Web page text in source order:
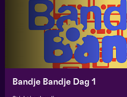
Bandje Bandje Dag 1